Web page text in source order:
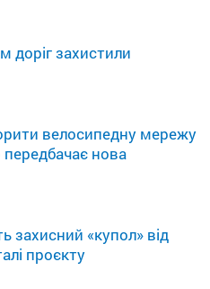
доріг захистили
велосипедну мережу
нова
захисний «купол» від
проєкту